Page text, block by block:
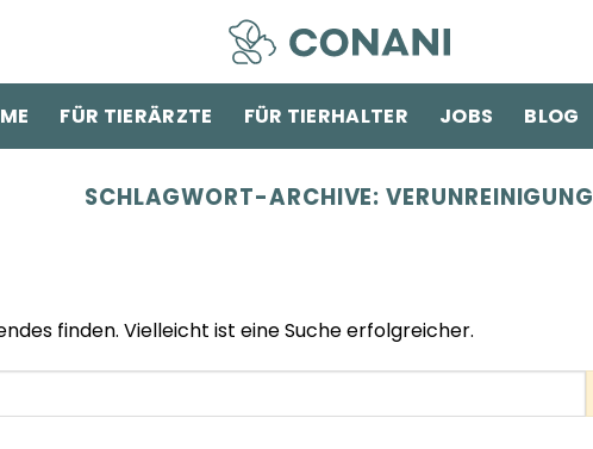
FÜR TIERÄRZTE FÜR TIERHALTER JOBS BLOG
SCHLAGWORT-ARCHIVE:VERUNREINIGUNG
finden. Vielleicht ist eine Suche erfolgreicher.